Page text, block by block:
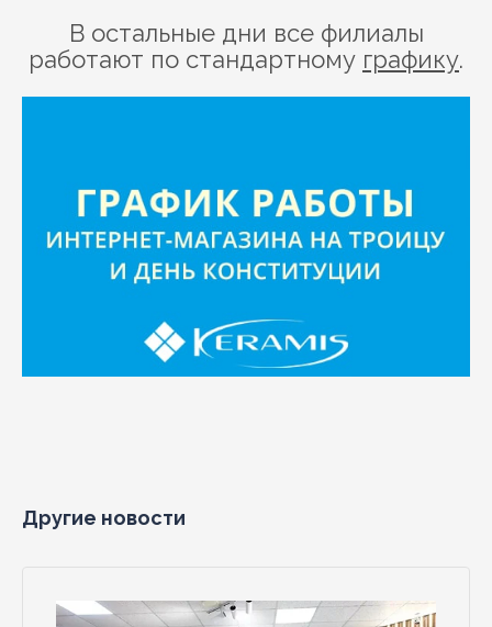
В остальные дни все филиалы
работают по стандартному графику.
Другие новости